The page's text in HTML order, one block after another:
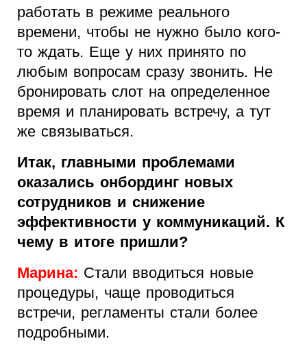
работать в режиме реального
времени, чтобы не нужно было кого-
то ждать. Еще у них принято по
любым вопросам сразу звонить. Не
бронировать слот на определенное
время и планировать встречу, а тут
же связываться.
Итак, главными проблемами
оказались онбординг новых
сотрудников и снижение
эффективности у коммуникаций. К
чему в итоге пришли?
Марина: Стали вводиться новые
процедуры, чаще проводиться
встречи, регламенты стали более
подробными.